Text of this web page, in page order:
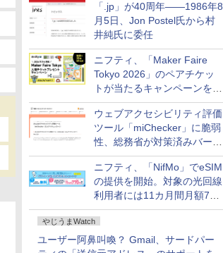
「.jp」が40周年――1986年8
月5日、Jon Postel氏から村
井純氏に委任
ニフティ、「Maker Faire
Tokyo 2026」のペアチケッ
トが当たるキャンペーンをX
で実施。8月16日まで
ウェブアクセシビリティ評価
ツール「miChecker」に脆弱
性、総務省が対策済みバージ
ョンへの更新を呼び掛け
ニフティ、「NifMo」でeSIM
の提供を開始。対象の光回線
利用者には11カ月間月額770
円割引のキャンペーン
やじうまWatch
ユーザー阿鼻叫喚？ Gmail、サードパー